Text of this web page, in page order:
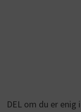
DEL om du er